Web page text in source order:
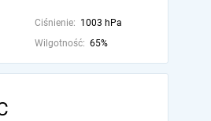
Ciśnienie: 1003 hPa
Wilgotność: 65%